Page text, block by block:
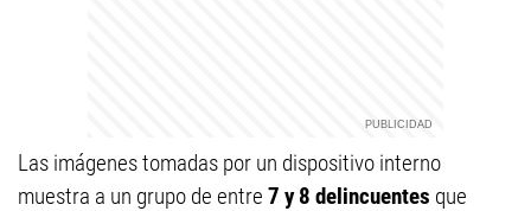
Las imágenes tomadas por un dispositivo interno
muestra a un grupo de entre 7 y 8 delincuentes que